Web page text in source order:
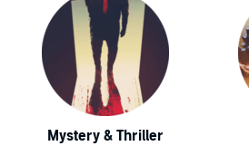
Mystery & Thriller